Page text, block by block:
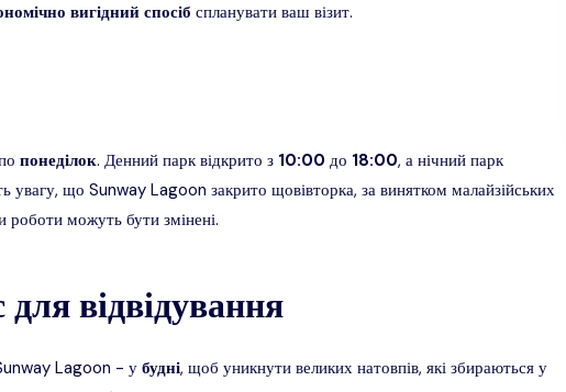
вигідний спосіб спланувати ваш візит.
понеділок. Денний парк відкрито з 10:00 до 18:00, а нічний парк
увагу, що Sunway Lagoon закрито щовівторка, за винятком малайзійських
роботи можуть бути змінені.
відвідування
Lagoon - у будні, щоб уникнути великих натовпів, які збираються у